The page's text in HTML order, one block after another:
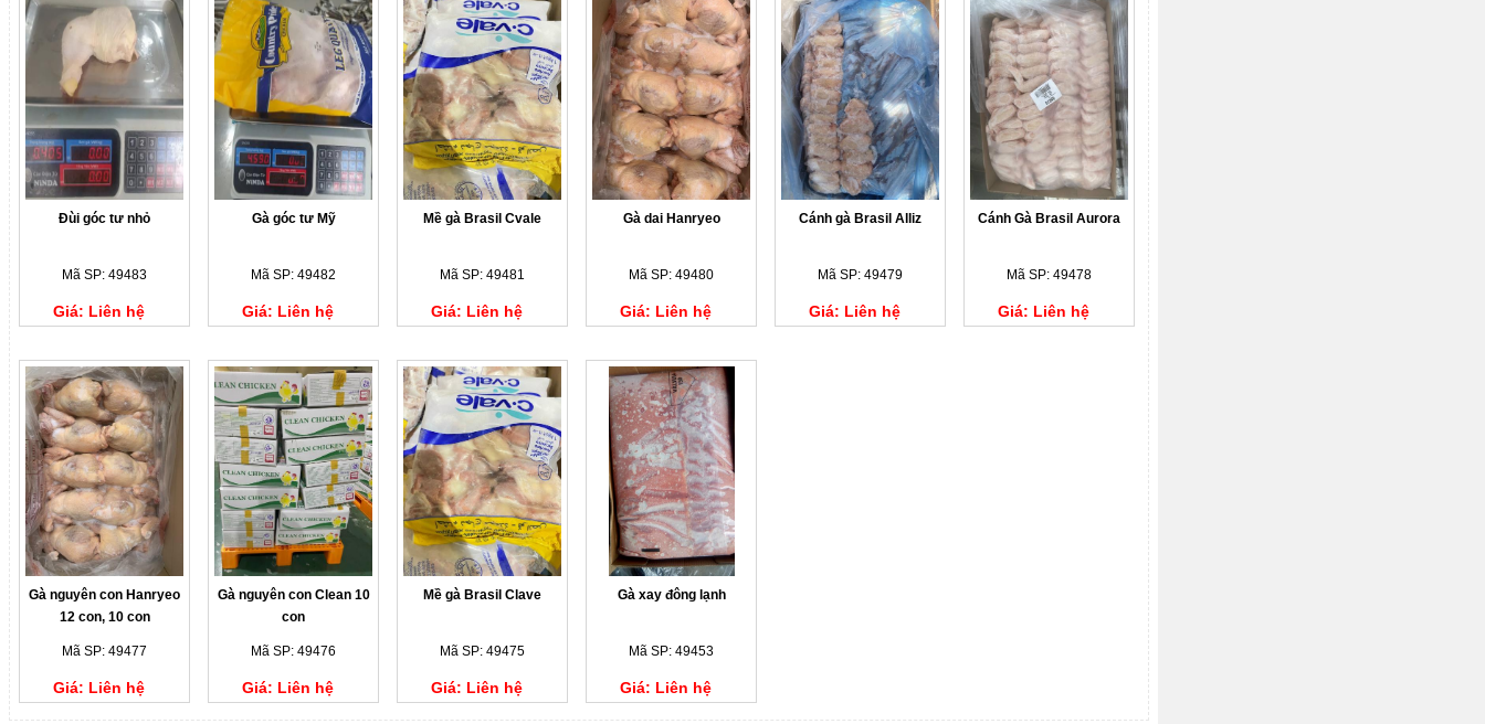
Đùi góc tư nhỏ
Mã SP: 49483
Giá: Liên hệ
Gà góc tư Mỹ
Mã SP: 49482
Giá: Liên hệ
Mề gà Brasil Cvale
Mã SP: 49481
Giá: Liên hệ
Gà dai Hanryeo
Mã SP: 49480
Giá: Liên hệ
Cánh gà Brasil Alliz
Mã SP: 49479
Giá: Liên hệ
Cánh Gà Brasil Aurora
Mã SP: 49478
Giá: Liên hệ
Gà nguyên con Hanryeo
12 con, 10 con
Mã SP: 49477
Giá: Liên hệ
Gà nguyên con Clean 10
con
Mã SP: 49476
Giá: Liên hệ
Mề gà Brasil Clave
Mã SP: 49475
Giá: Liên hệ
Gà xay đông lạnh
Mã SP: 49453
Giá: Liên hệ